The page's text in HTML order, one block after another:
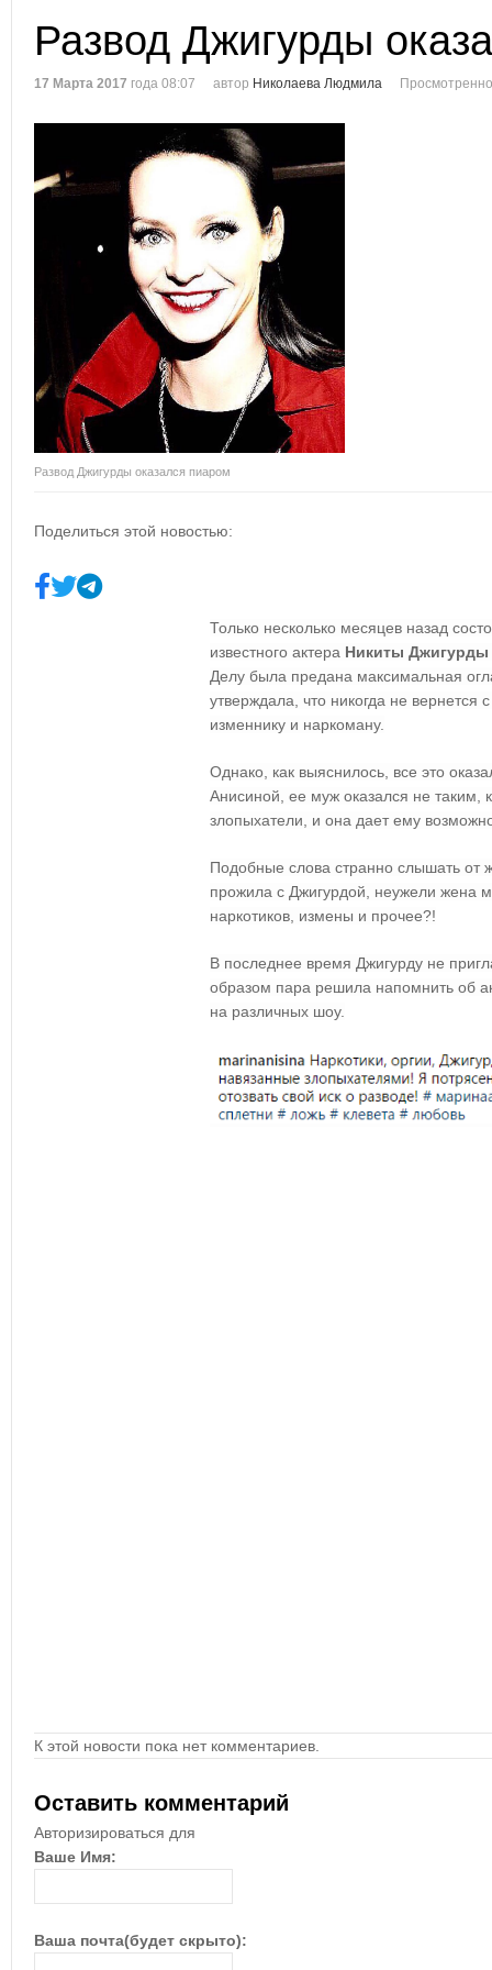
Развод Джигурды
17 Марта 2017 года 08:07 автор Николаева Людмила
Развод Джигурды оказался пиаром
Поделиться этой новостью:
Только несколько месяцев назад
известного актера Никиты Джигурды
Делу была предана максимальная
утверждала, что никогда не
изменнику и наркоману.
Однако, как выяснилось, все это
Анисиной, ее муж оказался не таким,
злопыхатели, и она дает ему
Подобные слова странно слышать от
прожила с Джигурдой, неужели жена
наркотиков, измены и прочее?!
В последнее время Джигурду не
образом пара решила напомнить об
на различных шоу.
К этой новости пока нет комментариев.
Оставить комментарий
Авторизироваться для
Ваше Имя:
Ваша почта(будет скрыто):